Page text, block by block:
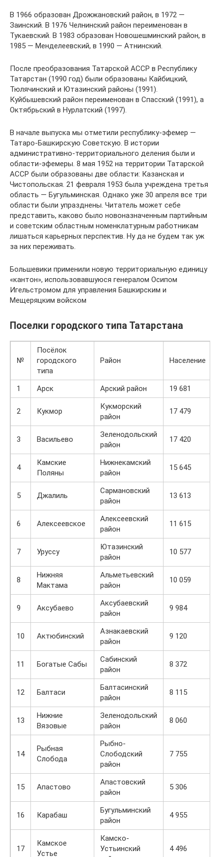
В 1966 образован Дрожжановский район, в 1972 —
Заинский. В 1976 Челнинский район переименован в
Тукаевский. В 1983 образован Новошешминский район, в
1985 — Менделеевский, в 1990 — Атнинский.
После преобразования Татарской АССР в Республику
Татарстан (1990 год) были образованы Кайбицкий,
Тюлячинский и Ютазинский районы (1991).
Куйбышевский район переименован в Спасский (1991), а
Октябрьский в Нурлатский (1997).
В начале выпуска мы отметили республику-эфемер —
Татаро-Башкирскую Советскую. В истории
административно-территориального деления были и
области-эфемеры. 8 мая 1952 на территории Татарской
АССР были образованы две области: Казанская и
Чистопольская. 21 февраля 1953 была учреждена третья
область — Бугульминская. Однако уже 30 апреля все три
области были упразднены. Читатель может себе
представить, каково было новоназначенным партийным
и советским областным номенклатурным работникам
лишаться карьерных перспектив. Ну да не будем так уж
за них переживать.
Большевики применили новую территориальную единицу
«кантон», использовавшуюся генералом Осипом
Игельстромом для управления Башкирским и
Мещеряцким войском
Поселки городского типа Татарстана
№
Посёлок
городского
типа
Район Население
1 Арск Арский район 19 681
2 Кукмор
Кукморский
район
17 479
3 Васильево
Зеленодольский
район
17 420
4
Камские
Поляны
Нижнекамский
район
15 645
5 Джалиль
Сармановский
район
13 613
6 Алексеевское
Алексеевский
район
11 615
7 Уруссу
Ютазинский
район
10 577
8
Нижняя
Мактама
Альметьевский
район
10 059
9 Аксубаево
Аксубаевский
район
9 984
10 Актюбинский
Азнакаевский
район
9 120
11 Богатые Сабы
Сабинский
район
8 372
12 Балтаси
Балтасинский
район
8 115
13
Нижние
Вязовые
Зеленодольский
район
8 060
14
Рыбная
Слобода
Рыбно-
Слободский
район
7 755
15 Апастово
Апастовский
район
5 306
16 Карабаш
Бугульминский
район
4 955
17
Камское
Устье
Камско-
Устьинский
4 496